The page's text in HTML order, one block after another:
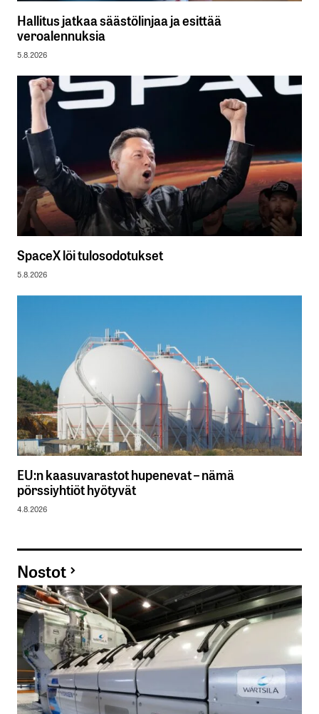
Hallitus jatkaa säästölinjaa ja esittää
veroalennuksia
5.8.2026
SpaceX löi tulosodotukset
5.8.2026
EU:n kaasuvarastot hupenevat – nämä
pörssiyhtiöt hyötyvät
4.8.2026
Nostot